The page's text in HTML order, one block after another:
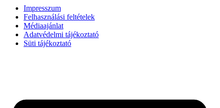
Impresszum
Felhasználási feltételek
Médiaajánlat
Adatvédelmi tájékoztató
Süti tájékoztató